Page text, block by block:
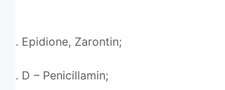
. Epidione, Zarontin;
. D – Penicillamin;